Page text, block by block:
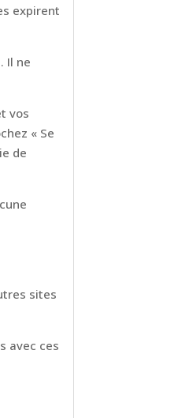
expirent
Il ne
vos
« Se
de
sites
avec ces